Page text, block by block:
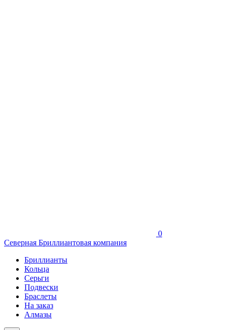
0
Северная Бриллиантовая компания
Бриллианты
Кольца
Серьги
Подвески
Браслеты
На заказ
Алмазы